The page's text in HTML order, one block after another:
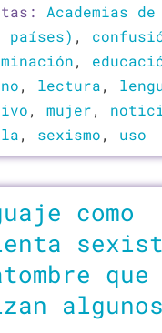
Academias
países) ,
,
, lectura,
, mujer,
, sexismo, uso
como
que